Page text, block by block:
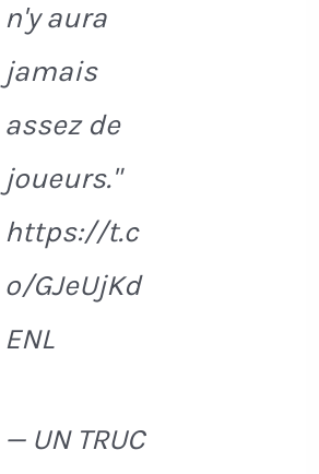
n'y aura
jamais
assez de
joueurs."
https://t.c
o/GJeUjKd
ENL
— UN TRUC